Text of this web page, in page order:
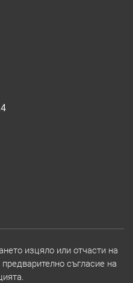
изцяло или отчасти на
съгласие на